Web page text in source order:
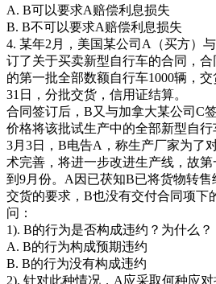
A. B可以要求A赔偿利息损失
B. B不可以要求A赔偿利息损失
4. 某年2月，美国某公司A（买方）
订了关于买卖新型自行车的合同，
的第一批全部数额自行车1000辆，
31日，分批交货，信用证结算。
合同签订后，B又与加拿大某公司C
价格将该批试生产中的全部新型自行
3月3日，B电告A，称生产厂家为了
术完善，将进一步改进生产线，故
到9月份。A因已茯知B已将货物转售
交货的要求，B也没有交付合同项下
问：
1). B的行为是否构成违约？为什么？
A. B的行为构成预期违约
B. B的行为没有构成违约
2). 针对此种情况，A应采取何种应对